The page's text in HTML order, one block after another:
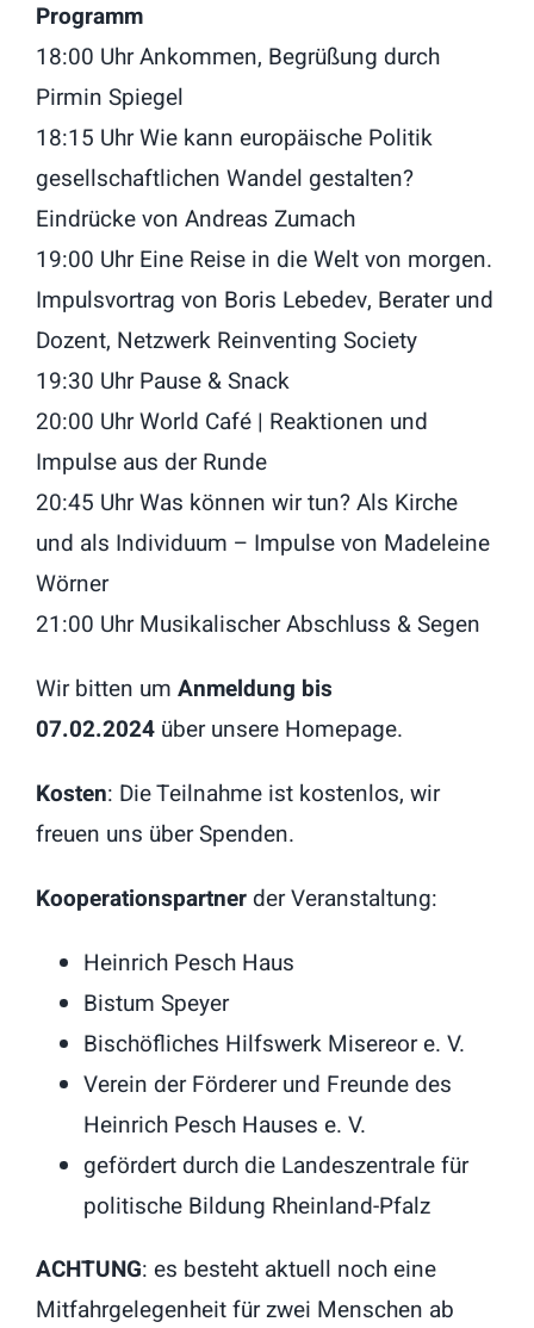
Programm
18:00 Uhr Ankommen, Begrüßung durch
Pirmin Spiegel
18:15 Uhr Wie kann europäische Politik
gesellschaftlichen Wandel gestalten?
Eindrücke von Andreas Zumach
19:00 Uhr Eine Reise in die Welt von morgen.
Impulsvortrag von Boris Lebedev, Berater und
Dozent, Netzwerk Reinventing Society
19:30 Uhr Pause & Snack
20:00 Uhr World Café | Reaktionen und
Impulse aus der Runde
20:45 Uhr Was können wir tun? Als Kirche
und als Individuum – Impulse von Madeleine
Wörner
21:00 Uhr Musikalischer Abschluss & Segen
Wir bitten um Anmeldung bis
07.02.2024über unsere Homepage.
Kosten: Die Teilnahme ist kostenlos, wir
freuen uns über Spenden.
Kooperationspartnerder Veranstaltung:
Heinrich Pesch Haus
Bistum Speyer
Bischöfliches Hilfswerk Misereor e. V.
Verein der Förderer und Freunde des
Heinrich Pesch Hauses e. V.
gefördert durch die Landeszentrale für
politische Bildung Rheinland-Pfalz
ACHTUNG: es besteht aktuell noch eine
Mitfahrgelegenheit für zwei Menschen ab